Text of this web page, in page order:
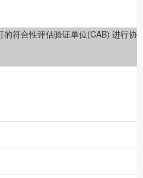
的符合性评估验证单位(CAB) 进行协